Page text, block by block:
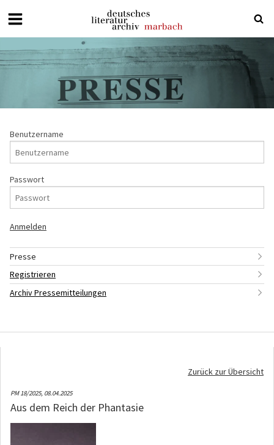
Deutsches
Literaturarchiv
Marbach
Benutzername
Passwort
Presse
Registrieren
Archiv Pressemitteilungen
Zurück zur Übersicht
PM 18/2025, 08.04.2025
Aus dem Reich der Phantasie